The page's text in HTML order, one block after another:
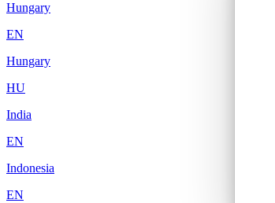
Hungary
EN
Hungary
HU
India
EN
Indonesia
EN